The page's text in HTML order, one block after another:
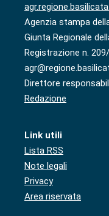
Agenzia stampa
Giunta Regionale
Registrazione n.
Direttore
Redazione
Link utili
Lista RSS
Note legali
Privacy
Area riservata